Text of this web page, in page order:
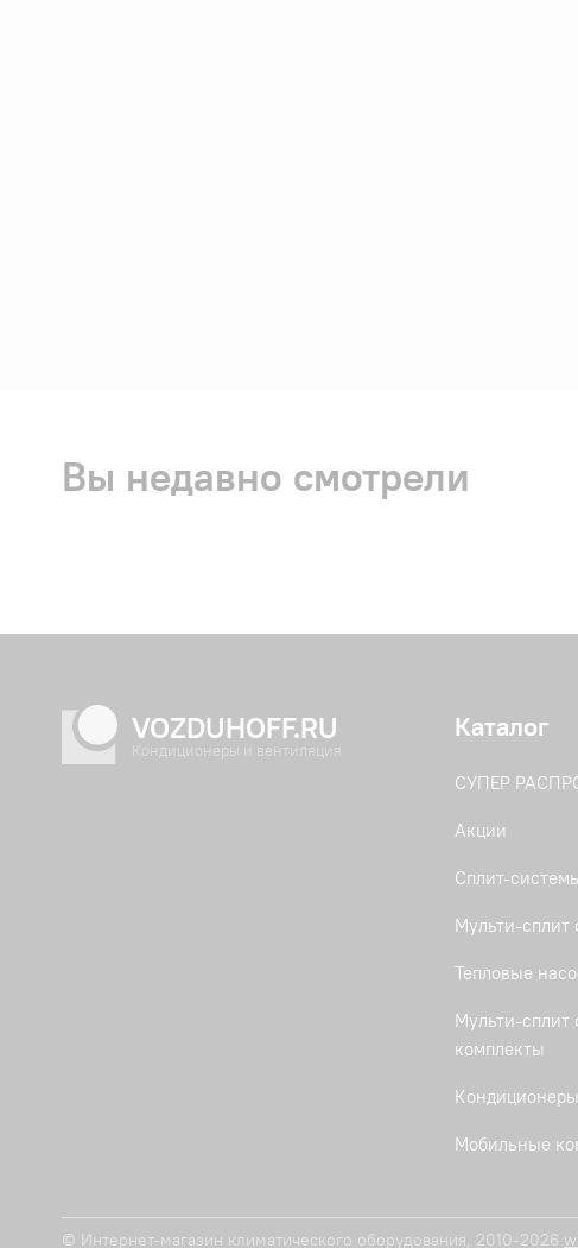
Вы недавно смотрели
VOZDUHOFF.RU
Кондиционеры и вентиляция
Каталог
СУПЕР
Акции
Сплит-
Мульти-сплит
Тепловые
Мульти-сплит
комплекты
Мобильные
Канальные
© Интернет-магазин климатического оборудования, 2010-2026